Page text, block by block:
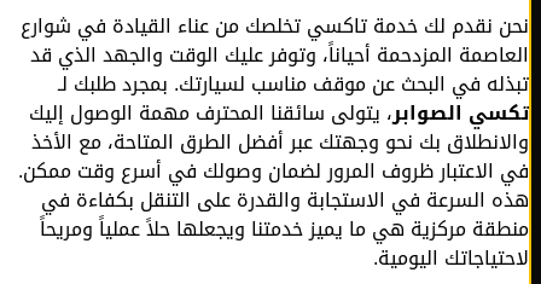
نقدم لك خدمة تاكسي تخلصك من عناء القيادة في شوارع
المزدحمة أحياناً، وتوفر عليك الوقت والجهد الذي قد
في البحث عن موقف مناسب لسيارتك. بمجرد طلبك لـ
الصوابر، يتولى سائقنا المحترف مهمة الوصول إليك
بك نحو وجهتك عبر أفضل الطرق المتاحة، مع الأخذ
ظروف المرور لضمان وصولك في أسرع وقت ممكن.
السرعة في الاستجابة والقدرة على التنقل بكفاءة في
مركزية هي ما يميز خدمتنا ويجعلها حلاً عملياً ومريحاً
اليومية.